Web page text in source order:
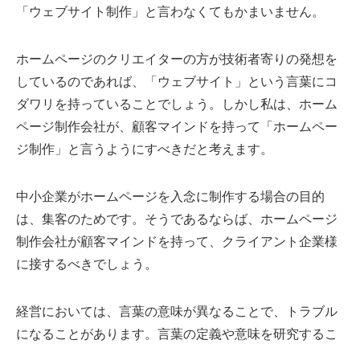
「ウェブサイト制作」と言わなくてもかまいません。
ホームページのクリエイターの方が技術者寄りの発想を
しているのであれば、「ウェブサイト」という言葉にコ
ダワリを持っていることでしょう。しかし私は、ホーム
ページ制作会社が、顧客マインドを持って「ホームペー
ジ制作」と言うようにすべきだと考えます。
中小企業がホームページを入念に制作する場合の目的
は、集客のためです。そうであるならば、ホームページ
制作会社が顧客マインドを持って、クライアント企業様
に接するべきでしょう。
経営においては、言葉の意味が異なることで、トラブル
になることがあります。言葉の定義や意味を研究するこ